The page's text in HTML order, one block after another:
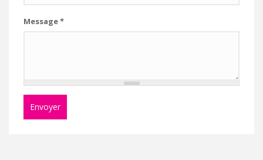
Message*
Envoyer